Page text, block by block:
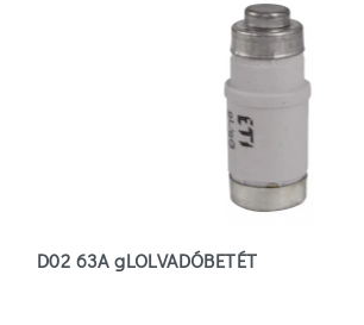
D02 63A gLOLVADÓBETÉT